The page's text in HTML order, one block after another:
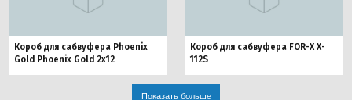
Короб для сабвуфера Phoenix
Gold Phoenix Gold 2x12
Короб для сабвуфера FOR-X X-
112S
Показать больше